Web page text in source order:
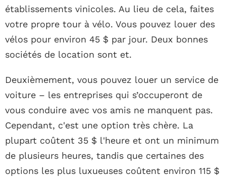
établissements vinicoles. Au lieu de cela, faites
votre propre tour à vélo. Vous pouvez louer des
vélos pour environ 45 $ par jour. Deux bonnes
sociétés de location sont et.
Deuxièmement, vous pouvez louer un service de
voiture – les entreprises qui s’occuperont de
vous conduire avec vos amis ne manquent pas.
Cependant, c'est une option très chère. La
plupart coûtent 35 $ l'heure et ont un minimum
de plusieurs heures, tandis que certaines des
options les plus luxueuses coûtent environ 115 $